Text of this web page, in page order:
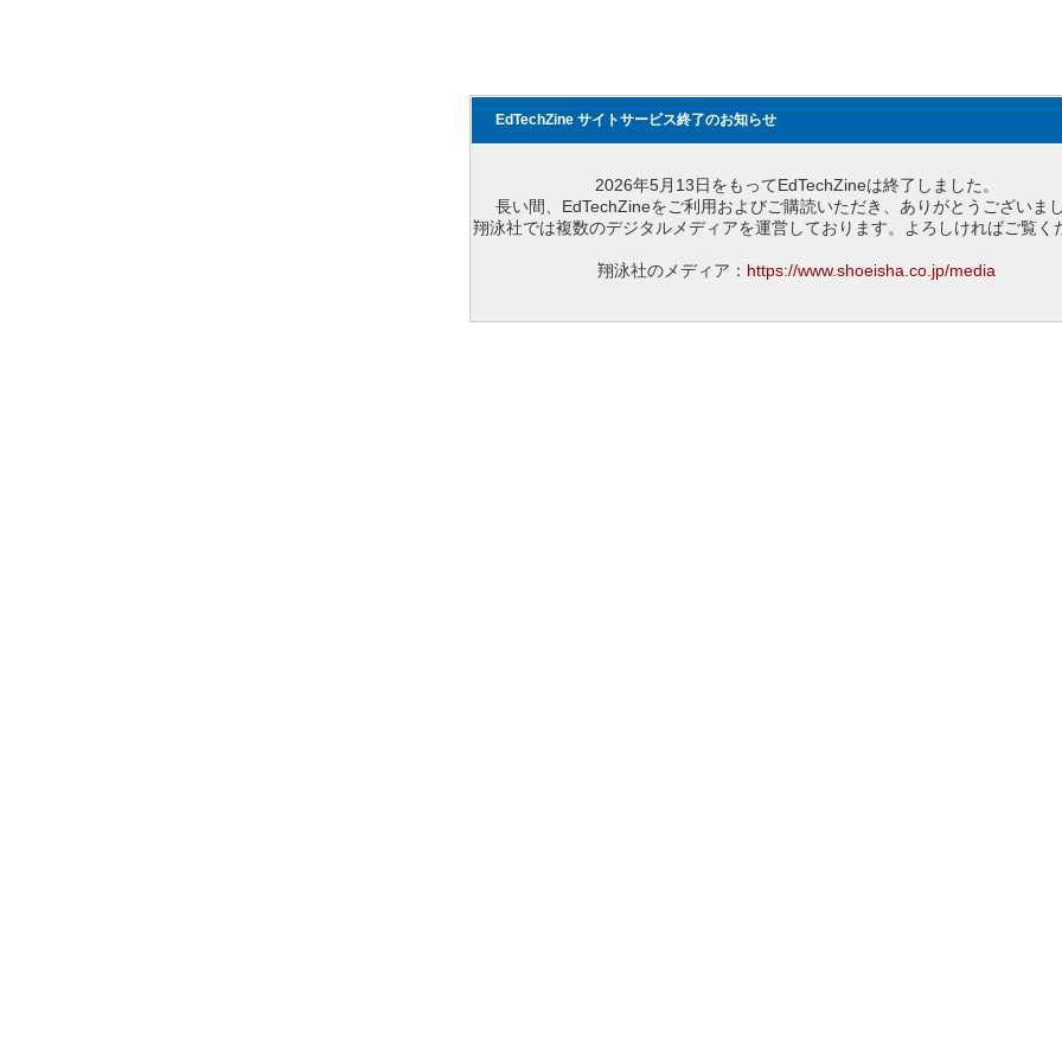
EdTechZine サイトサービス終了のお知らせ
2026年5月13日をもってEdTechZineは終了しました。
長い間、EdTechZineをご利用およびご購読いただき、ありがとうございまし
翔泳社では複数のデジタルメディアを運営しております。よろしければご覧く
翔泳社のメディア： https://www.shoeisha.co.jp/media